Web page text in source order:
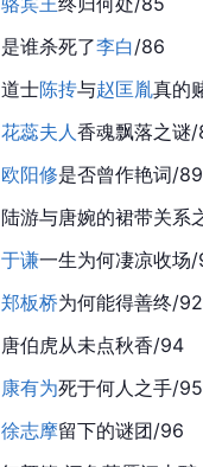
是谁杀死了李白/86
道士陈抟与赵匡胤真的
花蕊夫人 香魂飘落之谜
欧阳修是否曾作艳词/89
陆游与唐婉的裙带关系
于谦一生为何凄凉收场/
郑板桥为何能得善终/92
唐伯虎从未点秋香/94
康有为死于何人之手/95
徐志摩留下的谜团/96